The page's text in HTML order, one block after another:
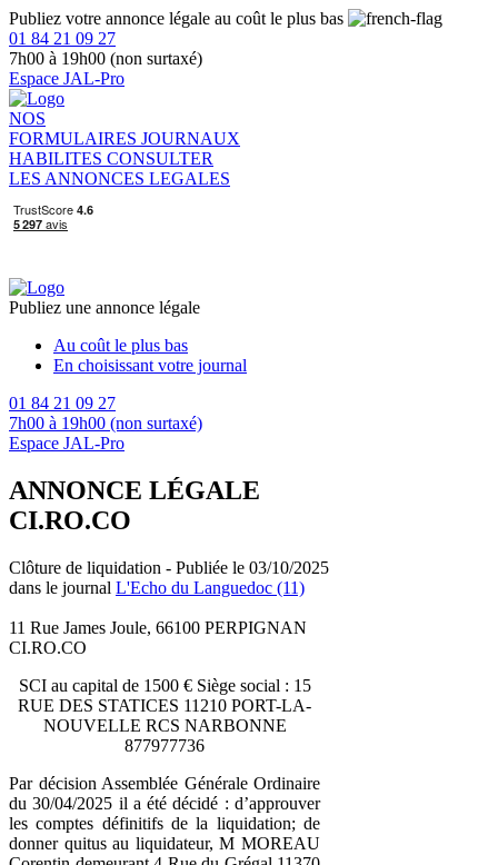
Publiez votre annonce légale au coût le plus bas
01 84 21 09 27
7h00 à 19h00 (non surtaxé)
Espace JAL-Pro
NOS
FORMULAIRES JOURNAUX
HABILITES CONSULTER
LES ANNONCES LEGALES
Publiez une annonce légale
Au coût le plus bas
En choisissant votre journal
01 84 21 09 27
7h00 à 19h00 (non surtaxé)
Espace JAL-Pro
ANNONCE LÉGALE
CI.RO.CO
Clôture de liquidation - Publiée le 03/10/2025
dans le journal L'Echo du Languedoc (11)
11 Rue James Joule, 66100 PERPIGNAN
CI.RO.CO
SCI au capital de 1500 € Siège social : 15
RUE DES STATICES 11210 PORT-LA-
NOUVELLE RCS NARBONNE
877977736
Par décision Assemblée Générale Ordinaire
du 30/04/2025 il a été décidé : d’approuver
les comptes définitifs de la liquidation; de
donner quitus au liquidateur, M MOREAU